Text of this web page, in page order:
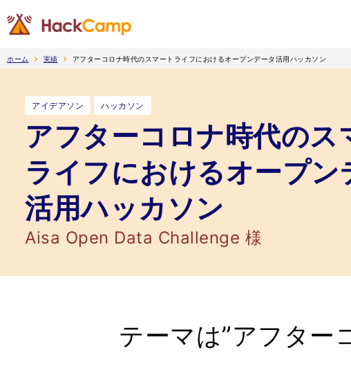
ホーム 実績 アフターコロナ時代のスマートライフにおけるオープンデータ活用ハッカソン
アイデアソン ハッカソン
アフターコロナ時代のス
ライフにおけるオープン
活用ハッカソン
Aisa Open Data Challenge 様
テーマは”アフター